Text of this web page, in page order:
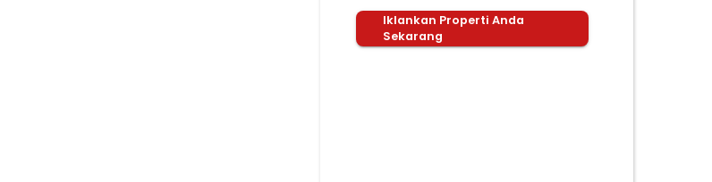
Iklankan Properti Anda
Sekarang